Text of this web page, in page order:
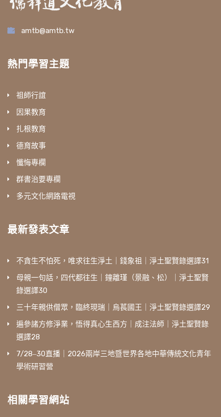
amtb@amtb.tw
熱門學習主題
祖師行誼
因果教育
扎根教育
德育故事
懺悔專欄
群書治要專欄
多元文化網路電視
最新發表文章
不貪生不怕死，唯求往生淨土｜錢象祖｜淨土聖賢錄選譯31
母親一句話，四代都往生｜鐘離瑾（景融、松）｜淨土聖賢
錄選譯30
三十年親供僧眾，臨終現瑞｜烏萇國王｜淨土聖賢錄選譯29
遍參諸方修淨業，悟得真心生西方｜成注法師｜淨土聖賢錄
選譯28
7/28‒30直播｜2026兩岸三地暨世界各地中華傳統文化青年
學術研習營
相關學習網站